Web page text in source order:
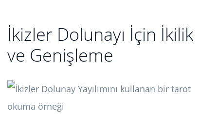
İkizler Dolunayı İçin İkilik
ve Genişleme